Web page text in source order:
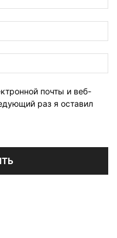
почты и веб-
раз я оставил